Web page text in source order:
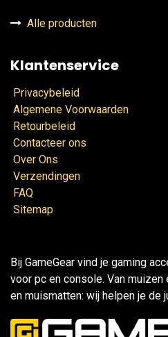
Alle producten
Klantenservice
Privacybeleid
Algemene Voorwaarden
Retourbeleid
Contacteer ons
Over Ons
Verzendingen
FAQ
Sitemap
Bij GameGear vind je gaming
voor pc en console. Van
en muismatten: wij helpen je de